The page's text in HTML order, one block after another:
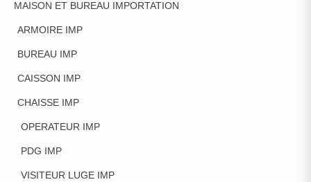
MAISON ET BUREAU IMPORTATION
ARMOIRE IMP
BUREAU IMP
CAISSON IMP
CHAISSE IMP
OPERATEUR IMP
PDG IMP
VISITEUR LUGE IMP